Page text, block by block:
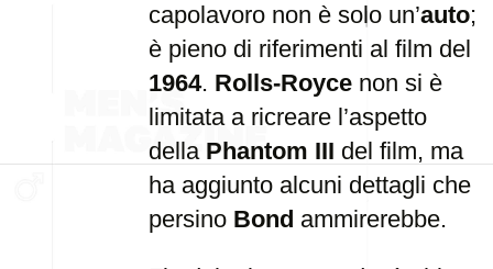
capolavoro non è solo un’auto;
è pieno di riferimenti al film del
1964. Rolls-Royce non si è
limitata a ricreare l’aspetto
della Phantom III del film, ma
ha aggiunto alcuni dettagli che
persino Bond ammirerebbe.